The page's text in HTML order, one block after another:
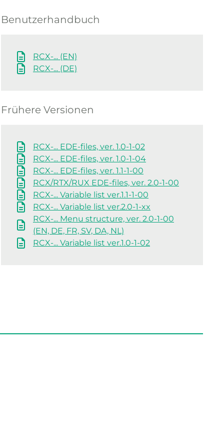
Benutzerhandbuch
RCX-... (EN)
RCX-... (DE)
Frühere Versionen
RCX-... EDE-files, ver. 1.0-1-02
RCX-... EDE-files, ver. 1.0-1-04
RCX-... EDE-files, ver. 1.1-1-00
RCX/RTX/RUX EDE-files, ver. 2.0-1-00
RCX-... Variable list ver.1.1-1-00
RCX-... Variable list ver.2.0-1-xx
RCX-... Menu structure, ver. 2.0-1-00
(EN, DE, FR, SV, DA, NL)
RCX-... Variable list ver.1.0-1-02